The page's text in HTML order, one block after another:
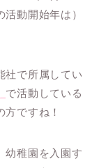
動開始年は）
社で所属してい
で活動している
ですね！
幼稚園を入園す